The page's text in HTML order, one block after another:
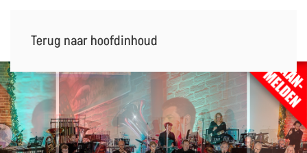
Terug naar hoofdinhoud